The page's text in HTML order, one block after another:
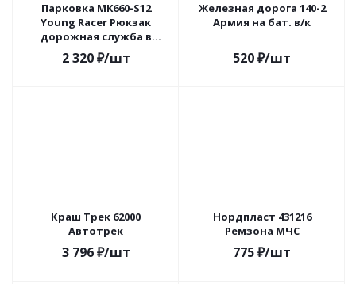
Парковка MK660-S12
Young Racer Рюкзак
дорожная служба в
коробке
2 320₽/шт
Железная дорога 140-2
Армия на бат. в/к
520₽/шт
Краш Трек 62000
Автотрек
3 796₽/шт
Нордпласт 431216
Ремзона МЧС
775₽/шт